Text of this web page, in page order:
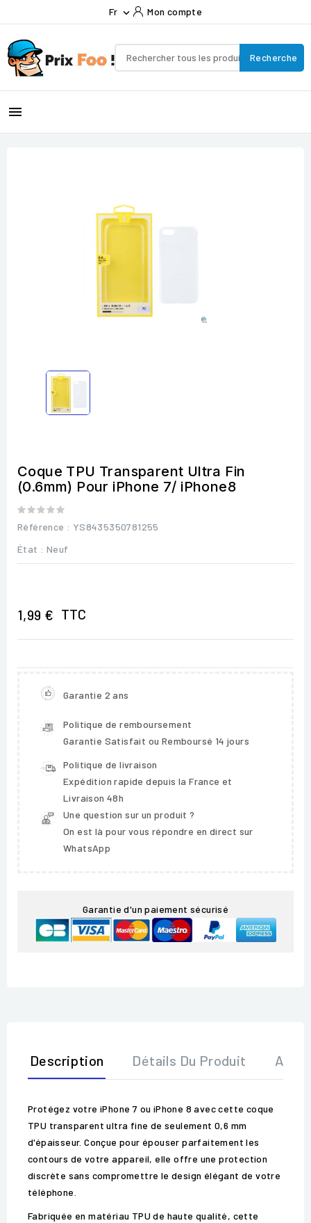
Fr  Mon compte
Recherche

Coque TPU Transparent Ultra Fin
(0.6mm) Pour iPhone 7/ iPhone8
Référence : YS8435350781255
État : Neuf
1,99 € TTC
Garantie 2 ans
Politique de remboursement
Garantie Satisfait ou Remboursé 14 jours
Politique de livraison
Expédition rapide depuis la France et
Livraison 48h
Une question sur un produit ?
On est là pour vous répondre en direct sur
WhatsApp
Garantie d'un paiement sécurisé
Description Détails Du Produit Avis
Protégez votre iPhone 7 ou iPhone 8 avec cette coque
TPU transparent ultra fine de seulement 0,6 mm
d'épaisseur. Conçue pour épouser parfaitement les
contours de votre appareil, elle offre une protection
discrète sans compromettre le design élégant de votre
téléphone.
Fabriquée en matériau TPU de haute qualité, cette